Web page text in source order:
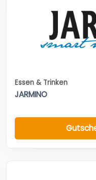
Essen & Trinken
JARMINO